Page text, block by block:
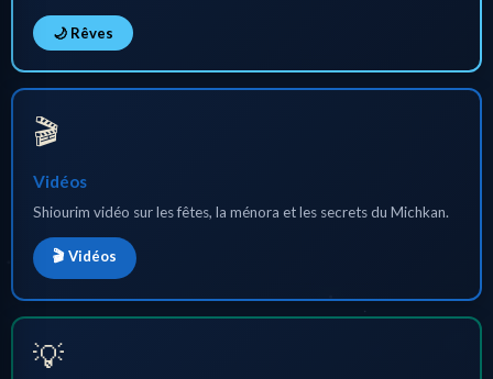
🌙 Rêves
🎬
Vidéos
Shiourim vidéo sur les fêtes, la ménora et les secrets du Michkan.
🎬 Vidéos
💡